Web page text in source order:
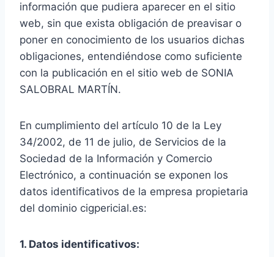
información que pudiera aparecer en el sitio
web, sin que exista obligación de preavisar o
poner en conocimiento de los usuarios dichas
obligaciones, entendiéndose como suficiente
con la publicación en el sitio web de SONIA
SALOBRAL MARTÍN.
En cumplimiento del artículo 10 de la Ley
34/2002, de 11 de julio, de Servicios de la
Sociedad de la Información y Comercio
Electrónico, a continuación se exponen los
datos identificativos de la empresa propietaria
del dominio cigpericial.es:
1. Datos identificativos: